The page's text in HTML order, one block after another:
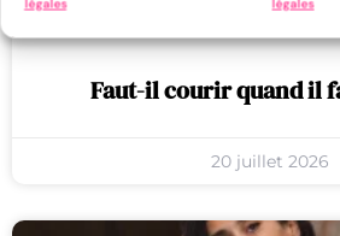
Faut-il courir quand il
20 juillet 2026